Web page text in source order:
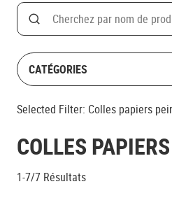
Search
Rechercher par nom de
CATÉGORIES
Selected Filter: Colles papiers
COLLES
1-7/7 Résultats